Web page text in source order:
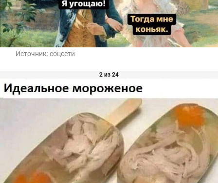
Источник:соцсети
2 из 24